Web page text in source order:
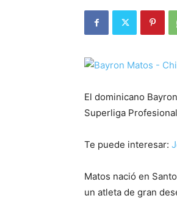
El dominicano
Superliga
Te puede interesar:
Matos nació en
un atleta de gran